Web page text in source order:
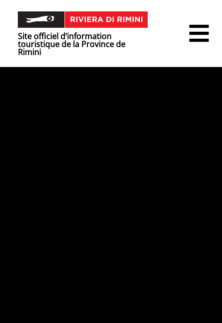
Site officiel d’information
touristique de la Province de
Rimini